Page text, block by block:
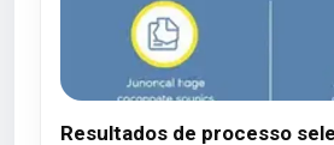
Resultados de processo